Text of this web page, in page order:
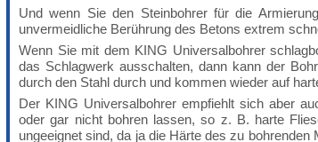
Und wenn Sie den Steinbohrer für die
unvermeidliche Berührung des Betons extrem
Wenn Sie mit dem KING Universalbohrer
das Schlagwerk ausschalten, dann kann der
durch den Stahl durch und kommen wieder auf
Der KING Universalbohrer empfiehlt sich aber
oder gar nicht bohren lassen, so z. B. harte
ungeeignet sind, da ja die Härte des zu